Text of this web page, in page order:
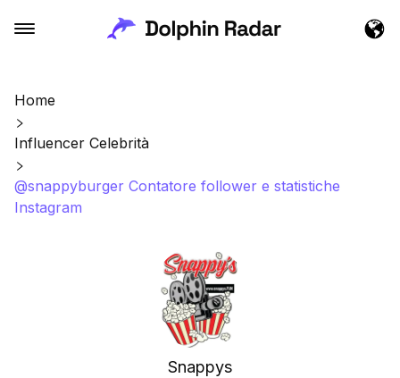
Home
Influencer Celebrità
@snappyburger Contatore follower e statistiche
Instagram
Snappys